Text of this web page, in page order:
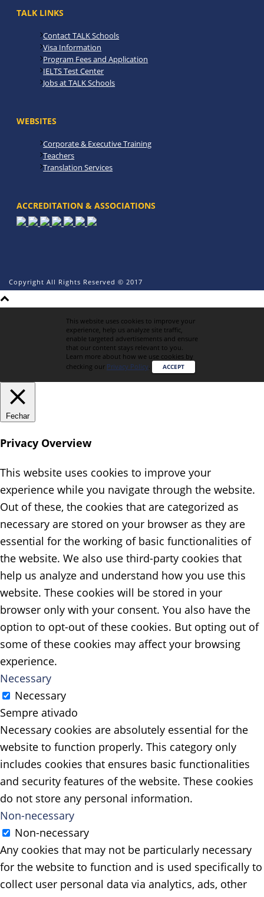
TALK LINKS
Contact TALK Schools
Visa Information
Program Fees and Application
IELTS Test Center
Jobs at TALK Schools
WEBSITES
Corporate & Executive Training
Teachers
Translation Services
ACCREDITATION & ASSOCIATIONS
Copyright All Rights Reserved © 2017
This website uses cookies to improve your
experience, help us analyze site traffic,
enable targeted advertisements and ensure
that our content stays relevant to you.
Learn more about how we use cookies by
checking our Privacy Policy. ACCEPT
Fechar
Privacy Overview
This website uses cookies to improve your
experience while you navigate through the website.
Out of these, the cookies that are categorized as
necessary are stored on your browser as they are
essential for the working of basic functionalities of
the website. We also use third-party cookies that
help us analyze and understand how you use this
website. These cookies will be stored in your
browser only with your consent. You also have the
option to opt-out of these cookies. But opting out of
some of these cookies may affect your browsing
experience.
Necessary
Necessary
Sempre ativado
Necessary cookies are absolutely essential for the
website to function properly. This category only
includes cookies that ensures basic functionalities
and security features of the website. These cookies
do not store any personal information.
Non-necessary
Non-necessary
Any cookies that may not be particularly necessary
for the website to function and is used specifically to
collect user personal data via analytics, ads, other